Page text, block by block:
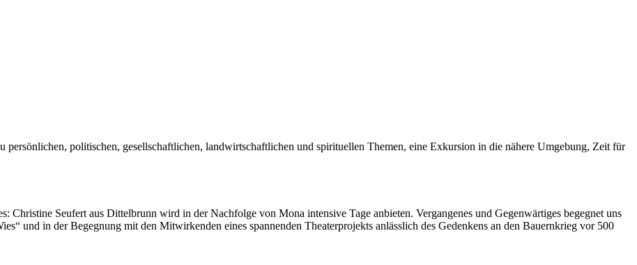
persönlichen, politischen, gesellschaftlichen, landwirtschaftlichen und spirituellen Themen, eine Exkursion in die nähere Umgebung, Zeit für
Seufert aus Dittelbrunn wird in der Nachfolge von Mona intensive Tage anbieten. Vergangenes und Gegenwärtiges begegnet uns
und in der Begegnung mit den Mitwirkenden eines spannenden Theaterprojekts anlässlich des Gedenkens an den Bauernkrieg vor 500